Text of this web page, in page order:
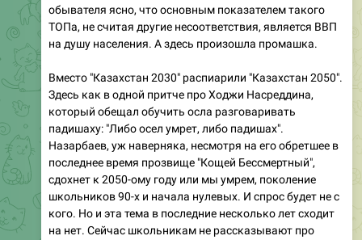
обывателя ясно, что основным показателем такого
ТОПа, не считая другие несоответствия, является ВВП
на душу населения. А здесь произошла промашка.
Вместо "Казахстан 2030" распиарили "Казахстан 2050".
Здесь как в одной притче про Ходжи Насреддина,
который обещал обучить осла разговаривать
падишаху: "Либо осел умрет, либо падишах".
Назарбаев, уж наверняка, несмотря на его обретшее в
последнее время прозвище "Кощей Бессмертный",
сдохнет к 2050-ому году или мы умрем, поколение
школьников 90-х и начала нулевых. И спрос будет не с
кого. Но и эта тема в последние несколько лет сходит
на нет. Сейчас школьникам не рассказывают про